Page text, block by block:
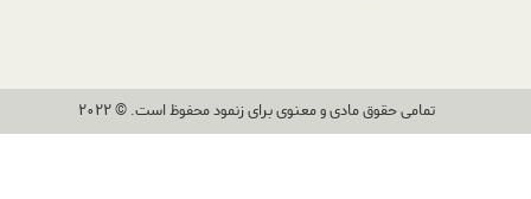
تمامی حقوق مادی و معنوی برای زنمود محفوظ است. © 2022